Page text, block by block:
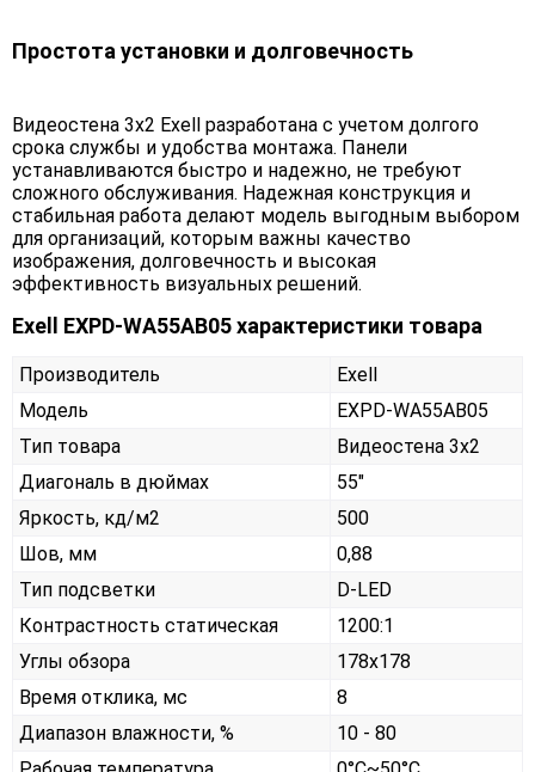
Простота установки и долговечность
Видеостена 3х2 Exell разработана с учетом долгого
срока службы и удобства монтажа. Панели
устанавливаются быстро и надежно, не требуют
сложного обслуживания. Надежная конструкция и
стабильная работа делают модель выгодным выбором
для организаций, которым важны качество
изображения, долговечность и высокая
эффективность визуальных решений.
Exell EXPD-WA55AB05 характеристики товара
Производитель
Exell
Модель
EXPD-WA55AB05
Тип товара
Видеостена 3х2
Диагональ в дюймах
55"
Яркость, кд/м2
500
Шов, мм
0,88
Тип подсветки
D-LED
Контрастность статическая
1200:1
Углы обзора
178x178
Время отклика, мс
8
Диапазон влажности, %
10 - 80